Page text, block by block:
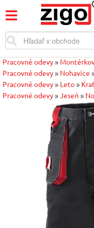
Pracovné odevy»
Pracovné odevy» Nohavice
Pracovné odevy» Leto»
Pracovné odevy»Jeseň »